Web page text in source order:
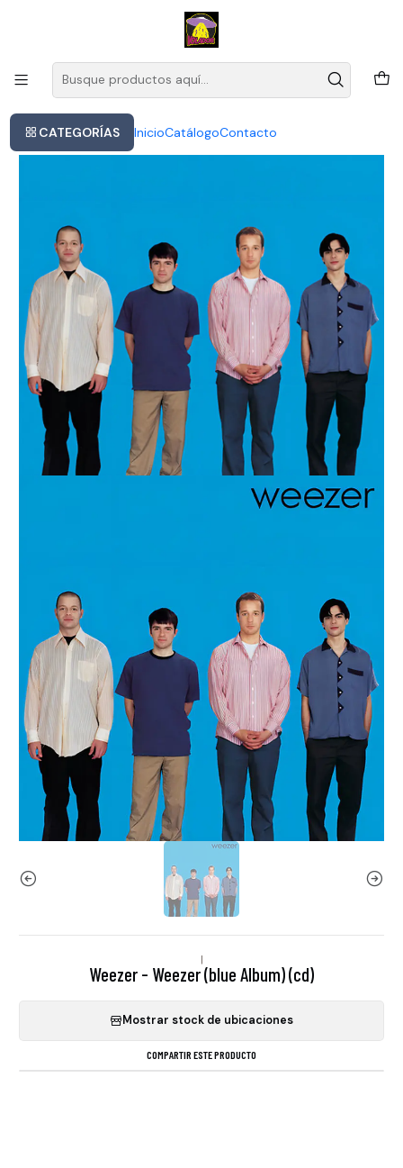
CATEGORÍAS InicioCatálogoContacto
Este es el texto del slide
|
Weezer - Weezer (blue Album) (cd)
Mostrar stock de ubicaciones
COMPARTIR ESTE PRODUCTO